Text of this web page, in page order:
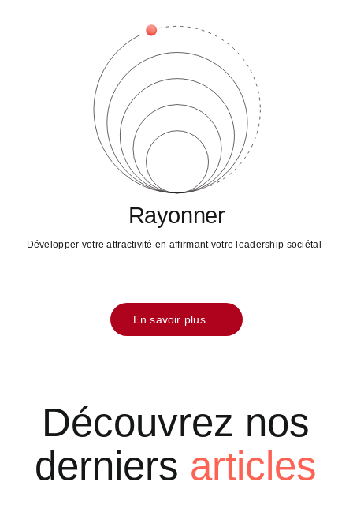
Rayonner
Développer votre attractivité en affirmant votre leadership sociétal
En savoir plus …
Découvrez nos
derniers articles